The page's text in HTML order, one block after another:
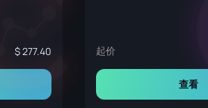
277.40 起价
查看